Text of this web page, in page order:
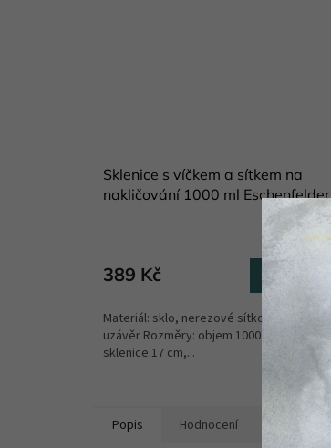
Sklenice s víčkem a sítkem na
nakličování 1000 ml Eschenfelder
Skladem
389 Kč Do košíku
Materiál: sklo, nerezové sítko a hliníkový
uzávěr Rozměry: objem 1000 ml, výška
sklenice 17 cm,...
Popis Hodnocení Diskuze